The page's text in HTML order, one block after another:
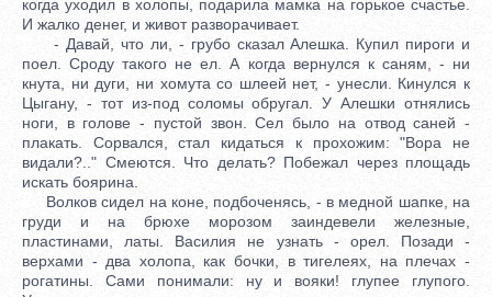
когда уходил в холопы, подарила мамка на горькое счастье.
И жалко денег, и живот разворачивает.
- Давай, что ли, - грубо сказал Алешка. Купил пироги и
поел. Сроду такого не ел. А когда вернулся к саням, - ни
кнута, ни дуги, ни хомута со шлеей нет, - унесли. Кинулся к
Цыгану, - тот из-под соломы обругал. У Алешки отнялись
ноги, в голове - пустой звон. Сел было на отвод саней -
плакать. Сорвался, стал кидаться к прохожим: "Вора не
видали?.." Смеются. Что делать? Побежал через площадь
искать боярина.
Волков сидел на коне, подбоченясь, - в медной шапке, на
груди и на брюхе морозом заиндевели железные,
пластинами, латы. Василия не узнать - орел. Позади -
верхами - два холопа, как бочки, в тигелеях, на плечах -
рогатины. Сами понимали: ну и вояки! глупее глупого.